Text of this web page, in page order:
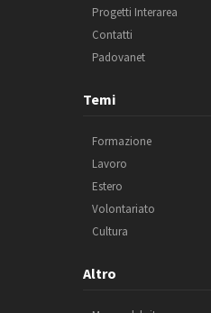
Progetti Interarea
Contatti
Padovanet
Temi
Formazione
Lavoro
Estero
Volontariato
Cultura
Altro